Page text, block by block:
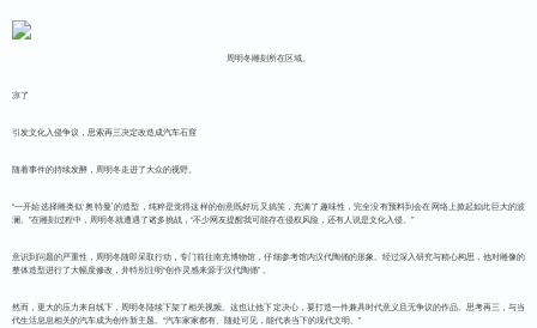
周明冬雕刻所在区域。
凉了
引发文化入侵争议，思索再三决定改造成汽车石窟
随着事件的持续发酵，周明冬走进了大众的视野。
“一开始选择雕类似‘奥特曼’的造型，纯粹是觉得这样的创意既好玩又搞笑，充满了趣味性，完全没有预料到会在网络上掀起如此巨大的波
澜。”在雕刻过程中，周明冬就遭遇了诸多挑战，“不少网友提醒我可能存在侵权风险，还有人说是文化入侵。”
意识到问题的严重性，周明冬随即采取行动，专门前往南充博物馆，仔细参考馆内汉代陶俑的形象。经过深入研究与精心构思，他对雕像的
整体造型进行了大幅度修改，并特别注明“创作灵感来源于汉代陶俑” 。
然而，更大的压力来自线下，周明冬陆续下架了相关视频。这也让他下定决心，要打造一件兼具时代意义且无争议的作品。思考再三，与当
代生活息息相关的汽车成为创作新主题。“汽车家家都有、随处可见，能代表当下的现代文明。”